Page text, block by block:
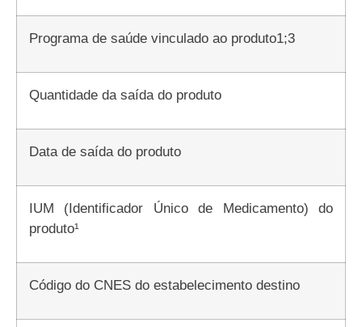
Programa de saúde vinculado ao produto1;3
Quantidade da saída do produto
Data de saída do produto
IUM (Identificador Único de Medicamento) do
produto¹
Código do CNES do estabelecimento destino